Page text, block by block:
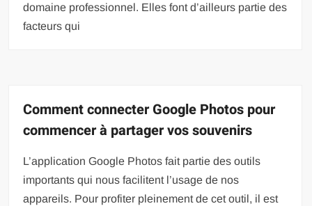
domaine professionnel. Elles font d’ailleurs partie des
facteurs qui
Comment connecter Google Photos pour
commencer à partager vos souvenirs
L’application Google Photos fait partie des outils
importants qui nous facilitent l’usage de nos
appareils. Pour profiter pleinement de cet outil, il est